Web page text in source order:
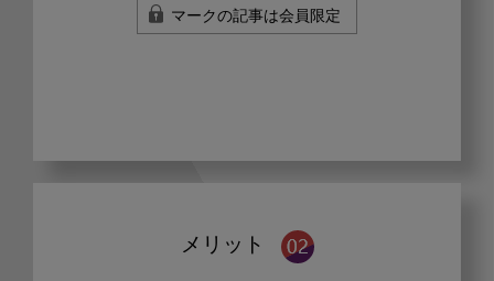
マークの記事は会員限定
メリット